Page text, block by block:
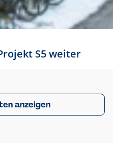
S5 weiter
anzeigen